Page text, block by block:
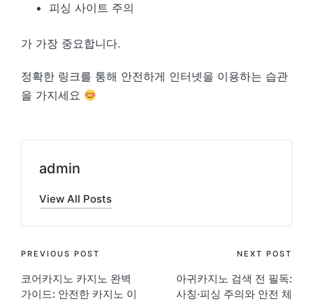
피싱 사이트 주의
가 가장 중요합니다.
정확한 링크를 통해 안전하게 인터넷을 이용하는 습관
을 가지세요
admin
View All Posts
Post
navigation
PREVIOUS POST
코어카지노 카지노 완벽
가이드: 안전한 카지노 이
NEXT POST
아귀카지노 검색 전 필독:
사칭·피싱 주의와 안전 체